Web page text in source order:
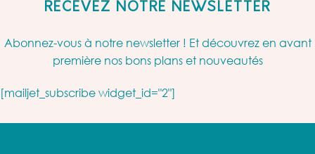
RECEVEZ NOTRE NEWSLETTER
Abonnez-vous à notre newsletter ! Et découvrez en avant
première nos bons plans et nouveautés
[mailjet_subscribe widget_id="2"]